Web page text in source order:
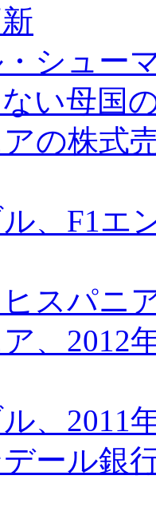
・シュー
い母国
アの株式
ル、F1エ
ヒスパニ
ア、2012
ル、2011
デール銀